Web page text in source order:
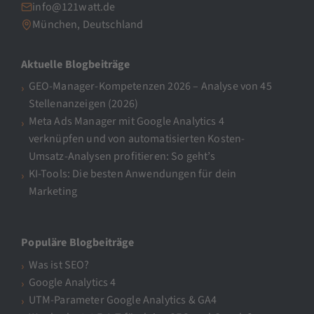
info@121watt.de
München, Deutschland
Aktuelle Blogbeiträge
GEO-Manager-Kompetenzen 2026 – Analyse von 45
Stellenanzeigen (2026)
Meta Ads Manager mit Google Analytics 4
verknüpfen und von automatisierten Kosten-
Umsatz-Analysen profitieren: So geht’s
KI-Tools: Die besten Anwendungen für dein
Marketing
Populäre Blogbeiträge
Was ist SEO?
Google Analytics 4
UTM-Parameter Google Analytics & GA4